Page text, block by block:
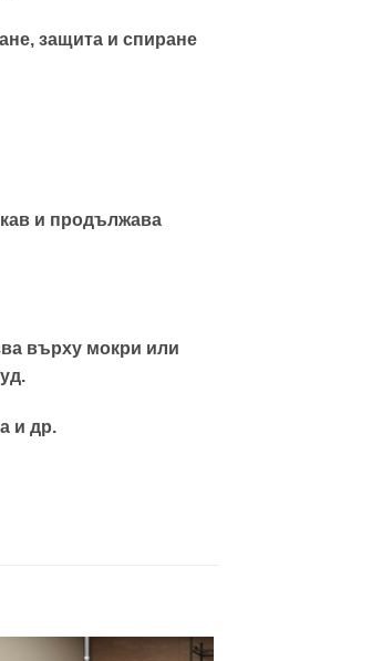
защита и спиране
и продължава
върху мокри или
и др.